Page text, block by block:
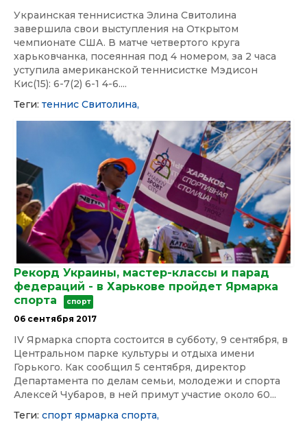
Украинская теннисистка Элина Свитолина
завершила свои выступления на Открытом
чемпионате США. В матче четвертого круга
харьковчанка, посеянная под 4 номером, за 2 часа
уступила американской теннисистке Мэдисон
Кис(15): 6-7(2) 6-1 4-6....
Теги: теннис Свитолина,
Рекорд Украины, мастер-классы и парад
федераций - в Харькове пройдет Ярмарка
спорта
спорт
06 сентября 2017
IV Ярмарка спорта состоится в субботу, 9 сентября, в
Центральном парке культуры и отдыха имени
Горького. Как сообщил 5 сентября, директор
Департамента по делам семьи, молодежи и спорта
Алексей Чубаров, в ней примут участие около 60...
Теги: спорт ярмарка спорта,